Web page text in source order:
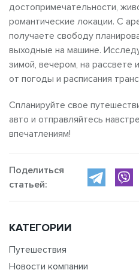
достопримечательности,
романтические локации. С
получаете свободу
выходные на машине.
зимой, вечером, на рассвете
от погоды и расписания
Спланируйте свое
авто и отправляйтесь
впечатлениям!
Поделиться
статьей:
КАТЕГОРИИ
Путешествия
Новости компании